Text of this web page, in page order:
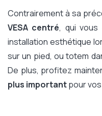
Contrairement à sa
VESA centré, qui vous
installation esthétique
sur un pied, ou totem
De plus, profitez
plus importantpour